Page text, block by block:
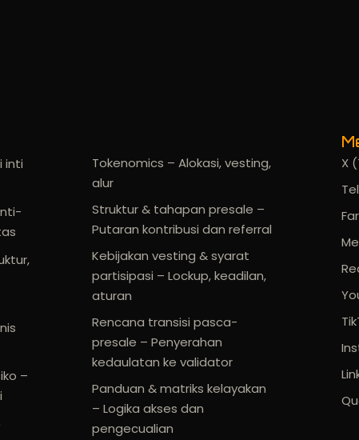
inti
–
Tokenomics – Alokasi, vesting,
alur
Struktur & tahapan presale –
Putaran kontribusi dan referral
Kebijakan vesting & syarat
partisipasi – Lockup, keadilan,
aturan
Rencana transisi pasca-
presale – Penyerahan
kedaulatan ke validator
Panduan & matriks kelayakan
– Logika akses dan
pengecualian
X